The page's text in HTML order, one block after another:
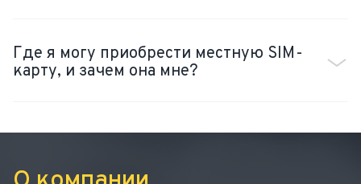
Где я могу приобрести местную SIM-
карту, и зачем она мне?